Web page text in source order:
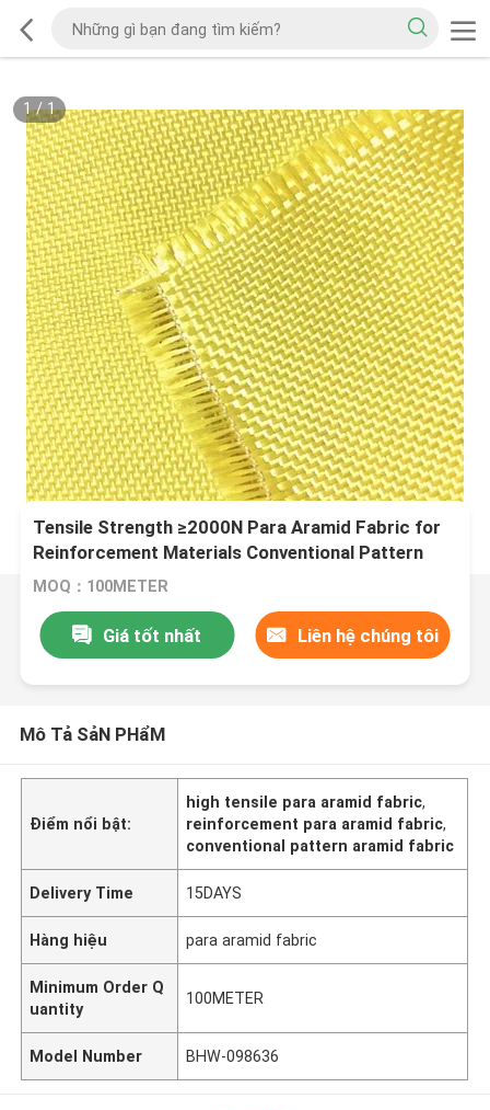
1/1
Tensile Strength ≥2000N Para Aramid Fabric for
Reinforcement Materials Conventional Pattern
MOQ：100METER
Giá tốt nhất Liên hệ chúng tôi
Mô Tả SảN PHẩM
Điểm nổi bật:
high tensile para aramid fabric,
reinforcement para aramid fabric,
conventional pattern aramid fabric
Delivery Time 15DAYS
Hàng hiệu para aramid fabric
Minimum Order Q
uantity
100METER
Model Number BHW-098636